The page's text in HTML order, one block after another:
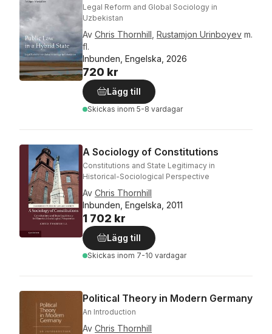
Legal Reform and Global Sociology in
Uzbekistan
Av Chris Thornhill Rustamjon Urinboyev m.
fl.
Inbunden, Engelska, 2026
720 kr
Lägg till
Skickas inom 5-8 vardagar
A Sociology of Constitutions
Constitutions and State Legitimacy in
Historical-Sociological Perspective
Av Chris Thornhill
Inbunden, Engelska, 2011
1 702 kr
Lägg till
Skickas inom 7-10 vardagar
Political Theory in Modern Germany
An Introduction
Av Chris Thornhill